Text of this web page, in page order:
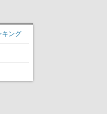
記念し
キング